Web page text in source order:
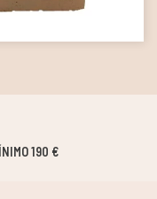
HORNOS